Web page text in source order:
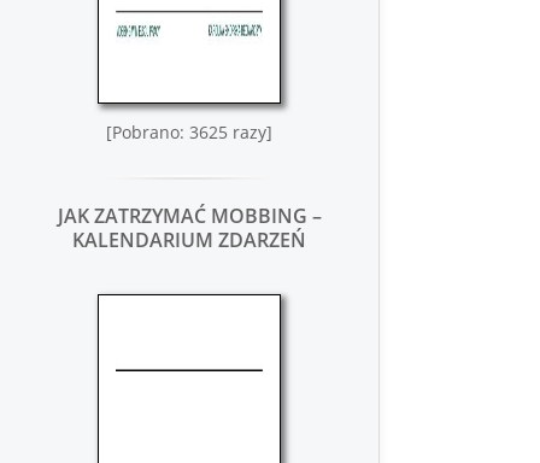
[Pobrano: 3625 razy]
JAK ZATRZYMAĆ MOBBING –
KALENDARIUM ZDARZEŃ